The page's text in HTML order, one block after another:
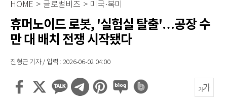
HOME > 글로벌비즈 > 미국·북미
휴머노이드 로봇, '실험실 탈출'…공장 수
만 대 배치 전쟁 시작됐다
진형근 기자 / 입력 : 2026-06-02 04:00